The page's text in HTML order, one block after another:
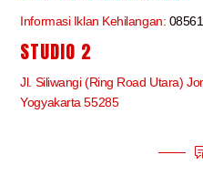
Informasi Iklan Kehilangan:
STUDIO 2
Jl. Siliwangi (Ring Road Utara)
Yogyakarta 55285